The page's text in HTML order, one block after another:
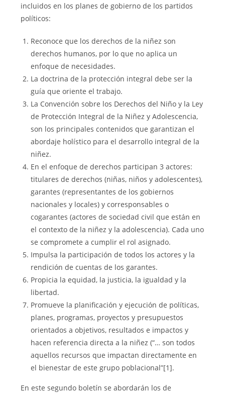
incluidos en los planes de gobierno de los partidos
políticos:
Reconoce que los derechos de la niñez son
derechos humanos, por lo que no aplica un
enfoque de necesidades.
La doctrina de la protección integral debe ser la
guía que oriente el trabajo.
La Convención sobre los Derechos del Niño y la Ley
de Protección Integral de la Niñez y Adolescencia,
son los principales contenidos que garantizan el
abordaje holístico para el desarrollo integral de la
niñez.
En el enfoque de derechos participan 3 actores:
titulares de derechos (niñas, niños y adolescentes),
garantes (representantes de los gobiernos
nacionales y locales) y corresponsables o
cogarantes (actores de sociedad civil que están en
el contexto de la niñez y la adolescencia). Cada uno
se compromete a cumplir el rol asignado.
Impulsa la participación de todos los actores y la
rendición de cuentas de los garantes.
Propicia la equidad, la justicia, la igualdad y la
libertad.
Promueve la planificación y ejecución de políticas,
planes, programas, proyectos y presupuestos
orientados a objetivos, resultados e impactos y
hacen referencia directa a la niñez (“… son todos
aquellos recursos que impactan directamente en
el bienestar de este grupo poblacional”[1].
En este segundo boletín se abordarán los de